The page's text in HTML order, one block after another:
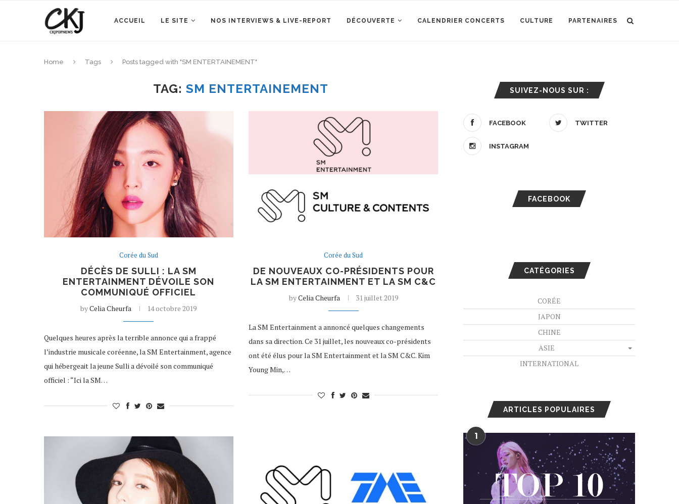
ACCUEIL LE SITE NOS INTERVIEWS & LIVE-REPORT DÉCOUVERTE CALENDRIER CONCERTS CULTURE PARTENAIRES
Home Tags Posts tagged with "SM ENTERTAINEMENT"
TAG:SM ENTERTAINEMENT
Corée du Sud
DÉCÈS DE SULLI : LA SM
ENTERTAINMENT DÉVOILE SON
COMMUNIQUÉ OFFICIEL
byCelia Cheurfa 14 octobre 2019
Quelques heures après la terrible annonce qui a frappé
l’industrie musicale coréenne, la SM Entertainment, agence
qui hébergeait la jeune Sulli a dévoilé son communiqué
officiel : “Ici la SM…
Corée du Sud
DE NOUVEAUX CO-PRÉSIDENTS POUR
LA SM ENTERTAINMENT ET LA SM C&C
byCelia Cheurfa 31 juillet 2019
La SM Entertainment a annoncé quelques changements
dans sa direction. Ce 31 juillet, les nouveaux co-présidents
ont été élus pour la SM Entertainment et la SM C&C. Kim
Young Min,…
SUIVEZ-NOUS SUR :
FACEBOOK TWITTER
INSTAGRAM
FACEBOOK
CATÉGORIES
CORÉE
JAPON
CHINE
ASIE
INTERNATIONAL
ARTICLES POPULAIRES
1